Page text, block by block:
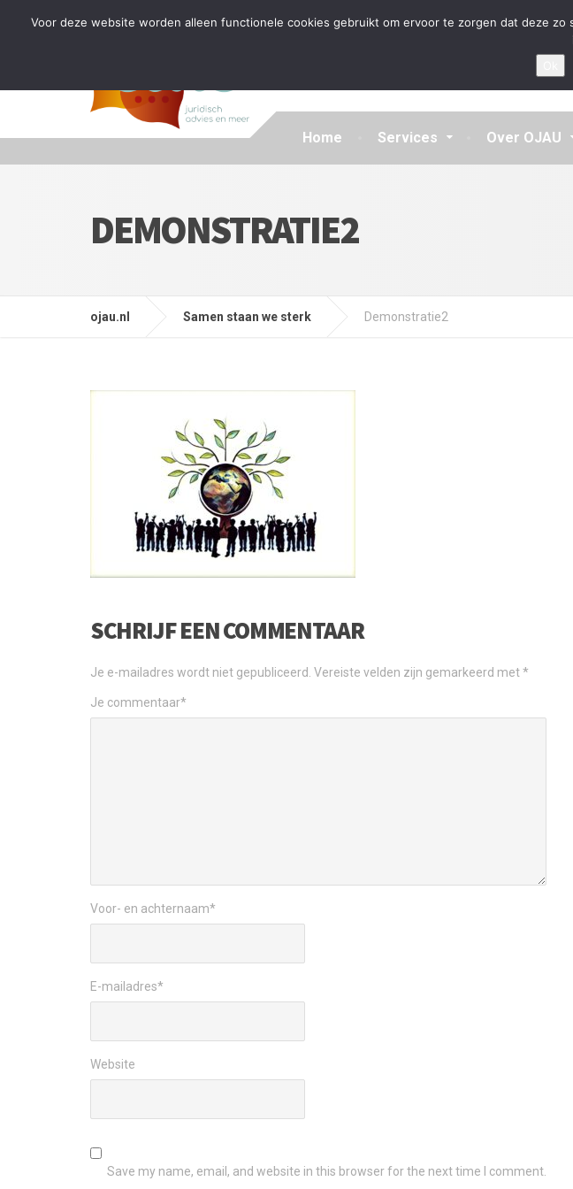
Tijdelijke stop: wegens drukte kan ik beperkt nieuwe zaken aannemen en vragen beantwoorden
Home Services Over OJAU
DEMONSTRATIE2
ojau.nl Samen staan we sterk Demonstratie2
SCHRIJF EEN COMMENTAAR
Je e-mailadres wordt niet gepubliceerd. Vereiste velden zijn gemarkeerd met*
Je commentaar*
Voor- en achternaam*
E-mailadres*
Website
Save my name, email, and website in this browser for the next time I comment.
Voor deze website worden alleen functionele cookies gebruikt om ervoor te zorgen dat deze